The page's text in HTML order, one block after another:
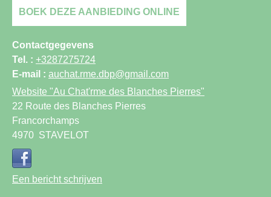
BOEK DEZE AANBIEDING ONLINE
Contactgegevens
Tel. : +3287275724
E-mail : auchat.rme.dbp@gmail.com
Website "Au Chat'rme des Blanches Pierres"
22 Route des Blanches Pierres
Francorchamps
4970 STAVELOT
Een bericht schrijven